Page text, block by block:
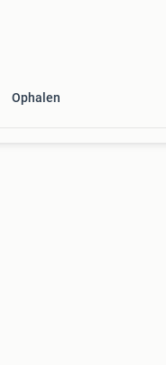
Ophalen